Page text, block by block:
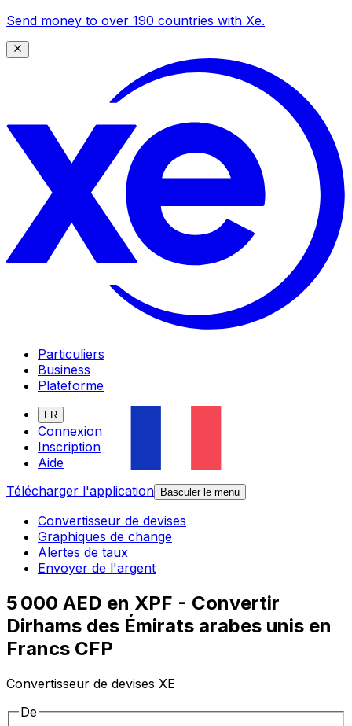
Send money to over 190 countries with Xe.
Particuliers
Business
Plateforme
FR
Connexion
Inscription
Aide
Télécharger l'application
Basculer le menu
Convertisseur de devises
Graphiques de change
Alertes de taux
Envoyer de l'argent
5 000 AED en XPF - Convertir
Dirhams des Émirats arabes unis en
Francs CFP
Convertisseur de devises XE
De